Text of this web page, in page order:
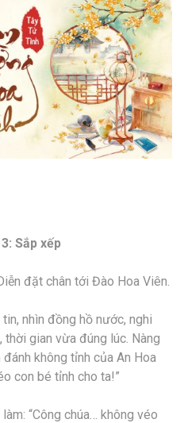
Sắp xếp
đặt chân tới Đào Hoa Viên.
nhìn đồng hồ nước, nghi
gian vừa đúng lúc. Nàng
không tỉnh của An Hoa
con bé tỉnh cho ta!”
“Công chúa… không véo